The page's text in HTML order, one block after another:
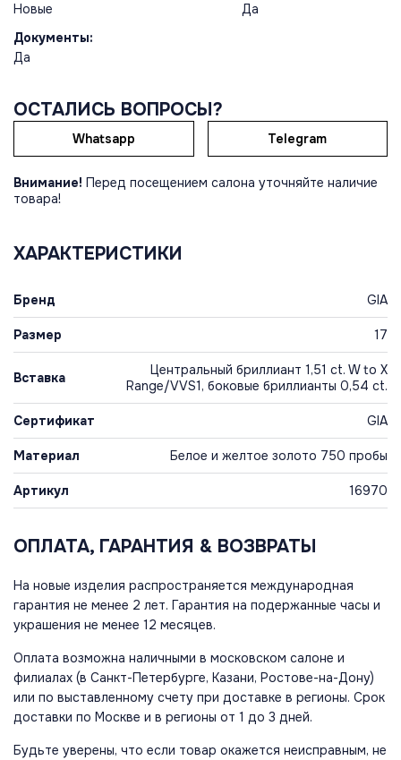
Новые
Да
Документы:
Да
ОСТАЛИСЬ ВОПРОСЫ?
Whatsapp Telegram
Внимание! Перед посещением салона уточняйте наличие
товара!
ХАРАКТЕРИСТИКИ
Бренд GIA
Размер 17
Вставка
Центральный бриллиант 1,51 ct. W to X
Range/VVS1, боковые бриллианты 0,54 ct.
Сертификат GIA
Материал Белое и желтое золото 750 пробы
Артикул 16970
ОПЛАТА, ГАРАНТИЯ & ВОЗВРАТЫ
На новые изделия распространяется международная
гарантия не менее 2 лет. Гарантия на подержанные часы и
украшения не менее 12 месяцев.
Оплата возможна наличными в московском салоне и
филиалах (в Санкт-Петербурге, Казани, Ростове-на-Дону)
или по выставленному счету при доставке в регионы. Срок
доставки по Москве и в регионы от 1 до 3 дней.
Будьте уверены, что если товар окажется неисправным, не